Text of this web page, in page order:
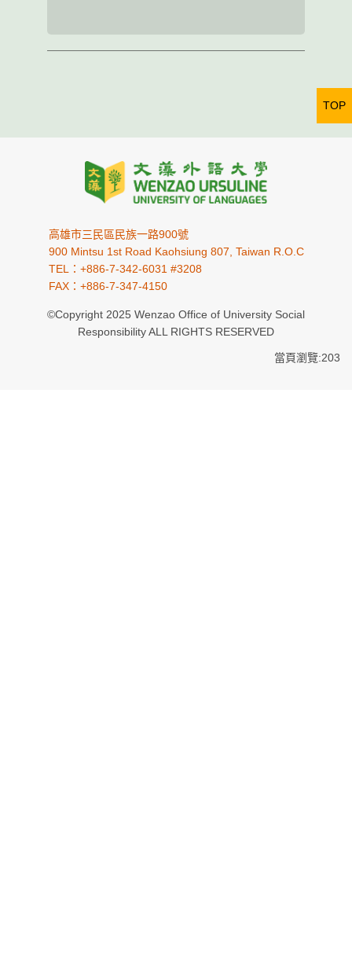
高雄市三民區民族一路900號
900 Mintsu 1st Road Kaohsiung 807, Taiwan R.O.C
TEL：+886-7-342-6031 #3208
FAX：+886-7-347-4150
©Copyright 2025 Wenzao Office of University Social
Responsibility ALL RIGHTS RESERVED
當頁瀏覽:203
TOP